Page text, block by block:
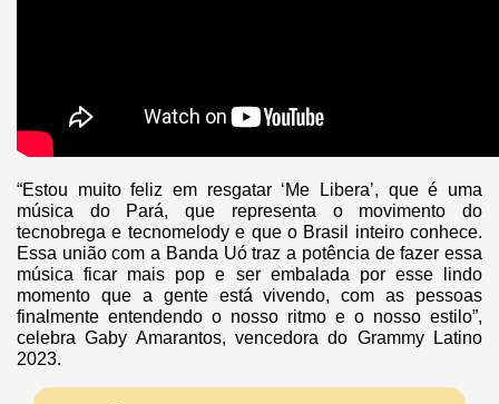
“Estou muito feliz em resgatar ‘Me Libera’, que é uma
música do Pará, que representa o movimento do
tecnobrega e tecnomelody e que o Brasil inteiro conhece.
Essa união com a Banda Uó traz a potência de fazer essa
música ficar mais pop e ser embalada por esse lindo
momento que a gente está vivendo, com as pessoas
finalmente entendendo o nosso ritmo e o nosso estilo”,
celebra Gaby Amarantos, vencedora do Grammy Latino
2023.